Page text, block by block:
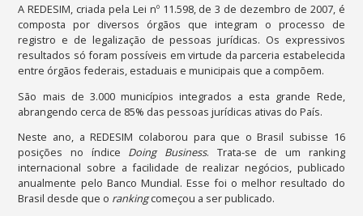
A REDESIM, criada pela Lei nº 11.598, de 3 de dezembro de 2007, é
composta por diversos órgãos que integram o processo de
registro e de legalização de pessoas jurídicas. Os expressivos
resultados só foram possíveis em virtude da parceria estabelecida
entre órgãos federais, estaduais e municipais que a compõem.
São mais de 3.000 municípios integrados a esta grande Rede,
abrangendo cerca de 85% das pessoas jurídicas ativas do País.
Neste ano, a REDESIM colaborou para que o Brasil subisse 16
posições no índice Doing Business. Trata-se de um ranking
internacional sobre a facilidade de realizar negócios, publicado
anualmente pelo Banco Mundial. Esse foi o melhor resultado do
Brasil desde que o rankingcomeçou a ser publicado.